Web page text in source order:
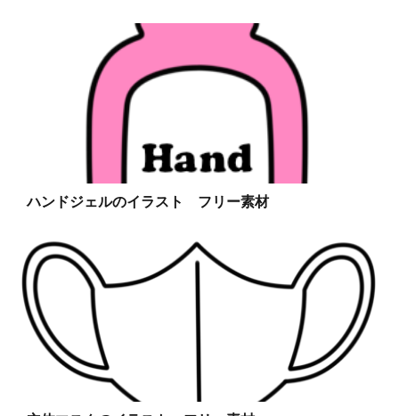
ハンドジェルのイラスト フリー素材